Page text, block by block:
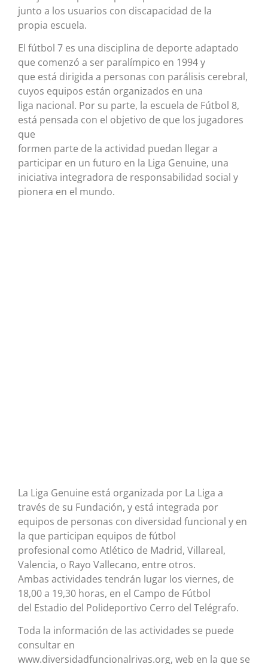
junto a los usuarios con discapacidad de la
propia escuela.
El fútbol 7 es una disciplina de deporte adaptado
que comenzó a ser paralímpico en 1994 y
que está dirigida a personas con parálisis cerebral,
cuyos equipos están organizados en una
liga nacional. Por su parte, la escuela de Fútbol 8,
está pensada con el objetivo de que los jugadores
que
formen parte de la actividad puedan llegar a
participar en un futuro en la Liga Genuine, una
iniciativa integradora de responsabilidad social y
pionera en el mundo.
La Liga Genuine está organizada por La Liga a
través de su Fundación, y está integrada por
equipos de personas con diversidad funcional y en
la que participan equipos de fútbol
profesional como Atlético de Madrid, Villareal,
Valencia, o Rayo Vallecano, entre otros.
Ambas actividades tendrán lugar los viernes, de
18,00 a 19,30 horas, en el Campo de Fútbol
del Estadio del Polideportivo Cerro del Telégrafo.
Toda la información de las actividades se puede
consultar en
www.diversidadfuncionalrivas.org, web en la que se